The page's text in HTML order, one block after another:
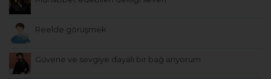
Reelde görüşmek
Güvene ve sevgiye dayalı bir bağ arıyorum